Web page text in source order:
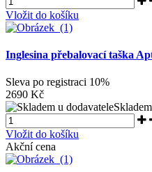
Vložit do košíku
Inglesina přebalovací taška
Sleva po registraci 10%
2690 Kč
Vložit do košíku
Akční cena